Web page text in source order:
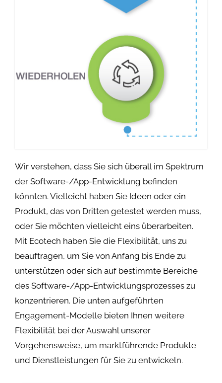
Wir verstehen, dass Sie sich überall im Spektrum
der Software-/App-Entwicklung befinden
könnten. Vielleicht haben Sie Ideen oder ein
Produkt, das von Dritten getestet werden muss,
oder Sie möchten vielleicht eins überarbeiten.
Mit Ecotech haben Sie die Flexibilität, uns zu
beauftragen, um Sie von Anfang bis Ende zu
unterstützen oder sich auf bestimmte Bereiche
des Software-/App-Entwicklungsprozesses zu
konzentrieren. Die unten aufgeführten
Engagement-Modelle bieten Ihnen weitere
Flexibilität bei der Auswahl unserer
Vorgehensweise, um marktführende Produkte
und Dienstleistungen für Sie zu entwickeln.